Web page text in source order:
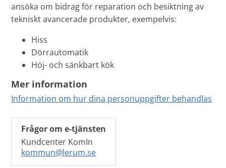
ansöka om bidrag för reparation och besiktning av
tekniskt avancerade produkter, exempelvis:
Hiss
Dörrautomatik
Höj- och sänkbart kök
Mer information
Information om hur dina personuppgifter behandlas
Frågor om e-tjänsten
Kundcenter KomIn
kommun@lerum.se